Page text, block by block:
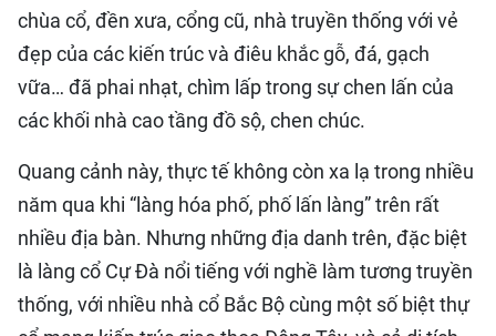
THỂ THAO
DU LỊCH
HỒ SƠ - TƯ LIỆU
NHÂN DÂN ĐIỆN TỬ
NHÂN DÂN HẰNG THÁNG
NHÂN DÂN CUỐI TUẦN
chùa cổ, đền xưa, cổng cũ, nhà truyền thống với vẻ
đẹp của các kiến trúc và điêu khắc gỗ, đá, gạch
vữa… đã phai nhạt, chìm lấp trong sự chen lấn của
các khối nhà cao tầng đồ sộ, chen chúc.
Quang cảnh này, thực tế không còn xa lạ trong nhiều
năm qua khi “làng hóa phố, phố lấn làng” trên rất
nhiều địa bàn. Nhưng những địa danh trên, đặc biệt
là làng cổ Cự Đà nổi tiếng với nghề làm tương truyền
thống, với nhiều nhà cổ Bắc Bộ cùng một số biệt thự